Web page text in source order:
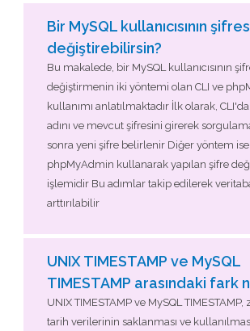
Bir MySQL kullanıcısının
değiştirebilirsin?
Bu makalede, bir MySQL kullanıcısının
değiştirmenin iki yöntemi olan CLI ve
kullanımı anlatılmaktadır İlk olarak, CLI'da
adını ve mevcut şifresini girerek
sonra yeni şifre belirlenir Diğer yöntem ise
phpMyAdmin kullanarak yapılan şifre
işlemidir Bu adımlar takip edilerek
arttırılabilir
UNIX TIMESTAMP ve MySQL
TIMESTAMP arasındaki fark
UNIX TIMESTAMP ve MySQL
tarih verilerinin saklanması ve